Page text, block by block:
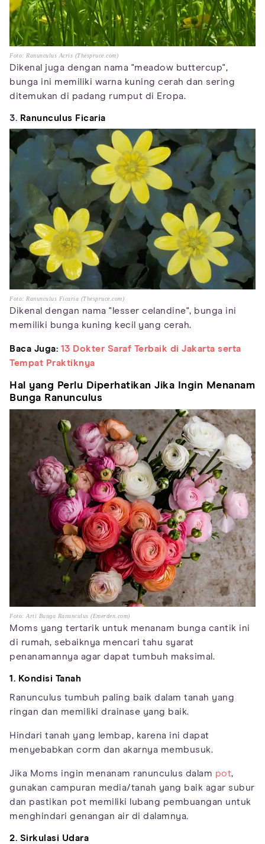
Foto: Ranunculus Acris (Thespruce.com)
Dikenal juga dengan nama "meadow buttercup",
bunga ini memiliki warna kuning cerah dan sering
ditemukan di padang rumput di Eropa.
3. Ranunculus Ficaria
Foto: Ranunculus Ficaria (Thespruce.com)
Dikenal dengan nama "lesser celandine", bunga ini
memiliki bunga kuning kecil yang cerah.
Baca Juga: 13 Dokter Saraf Terbaik di Jakarta serta
Tempat Praktiknya
Hal yang Perlu Diperhatikan Jika Ingin Menanam
Bunga Ranunculus
Foto: Arti Bunga Ranunculus (Emerden.com)
Moms yang tertarik untuk menanam bunga cantik ini
di rumah, sebaiknya mencari tahu syarat
penanamannya agar dapat tumbuh maksimal.
1. Kondisi Tanah
Ranunculus tumbuh paling baik dalam tanah yang
ringan dan memiliki drainase yang baik.
Hindari tanah yang lembap, karena ini dapat
menyebabkan corm dan akarnya membusuk.
Jika Moms ingin menanam ranunculus dalam pot,
gunakan campuran media/tanah yang baik agar subur
dan pastikan pot memiliki lubang pembuangan untuk
menghindari genangan air di dalamnya.
2. Sirkulasi Udara